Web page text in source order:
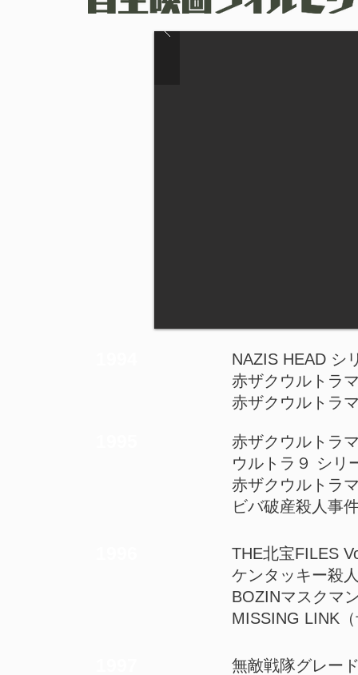
NAZIS HEAD シ
赤ザクウルトラ
赤ザクウルトラ
赤ザクウルトラ
ウルトラ９ シリ
赤ザクウルトラ
ビバ破産殺人事
THE北宝FILES
ケンタッキー殺
BOZINマスクマ
MISSING LINK
無敵戦隊グレー